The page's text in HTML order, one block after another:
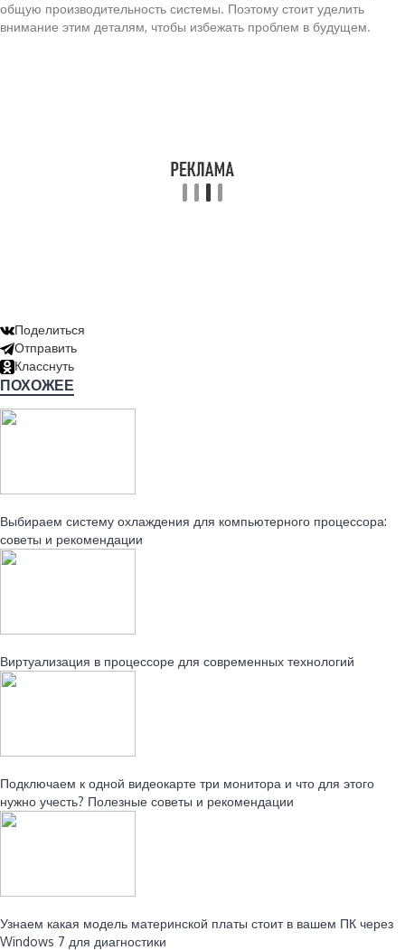
общую производительность системы. Поэтому стоит уделить
внимание этим деталям, чтобы избежать проблем в будущем.
Поделиться
Отправить
Класснуть
ПОХОЖЕЕ
Выбираем систему охлаждения для компьютерного процессора:
советы и рекомендации
Виртуализация в процессоре для современных технологий
Подключаем к одной видеокарте три монитора и что для этого
нужно учесть? Полезные советы и рекомендации
Узнаем какая модель материнской платы стоит в вашем ПК через
Windows 7 для диагностики